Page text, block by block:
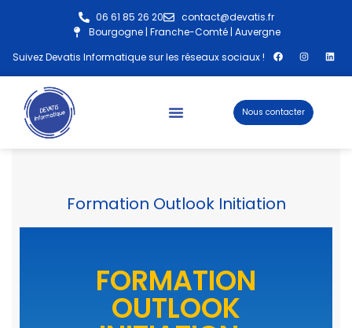
au
contenu
06 61 85 26 20
contact@devatis.fr
Bourgogne | Franche-Comté | Auvergne
Suivez Devatis Informatique sur les réseaux sociaux !
Nous contacter
Formation Outlook Initiation
FORMATION
OUTLOOK